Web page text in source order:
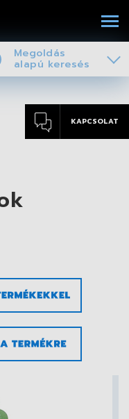
Megoldás
alapú keresés
KAPCSOLAT